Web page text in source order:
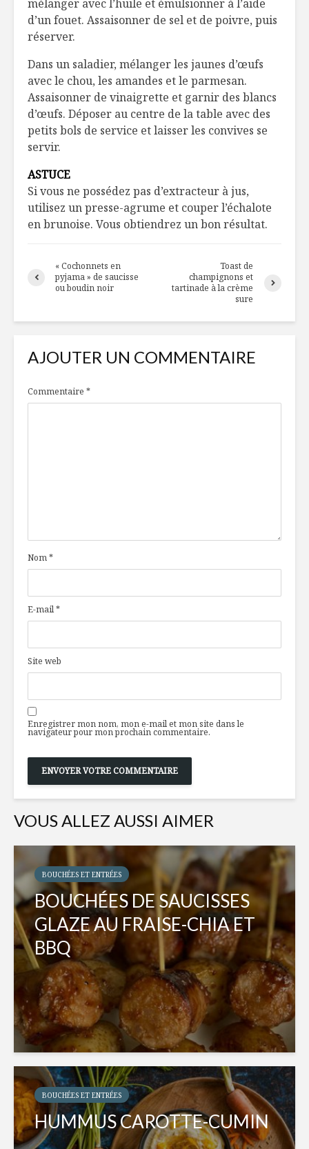
mélanger avec l’huile et émulsionner à l’aide
d’un fouet. Assaisonner de sel et de poivre, puis
réserver.
Dans un saladier, mélanger les jaunes d’œufs
avec le chou, les amandes et le parmesan.
Assaisonner de vinaigrette et garnir des blancs
d’œufs. Déposer au centre de la table avec des
petits bols de service et laisser les convives se
servir.
ASTUCE
Si vous ne possédez pas d’extracteur à jus,
utilisez un presse-agrume et couper l’échalote
en brunoise. Vous obtiendrez un bon résultat.
« Cochonnets en
pyjama » de saucisse
ou boudin noir
Toast de
champignons et
tartinade à la crème
sure
AJOUTER UN COMMENTAIRE
Commentaire *
Nom*
E-mail*
Site web
Enregistrer mon nom, mon e-mail et mon site dans le
navigateur pour mon prochain commentaire.
VOUS ALLEZ AUSSI AIMER
BOUCHÉES ET ENTRÉES
BOUCHÉES DE SAUCISSES
GLAZE AU FRAISE-CHIA ET
BBQ
BOUCHÉES ET ENTRÉES
HUMMUS CAROTTE-CUMIN